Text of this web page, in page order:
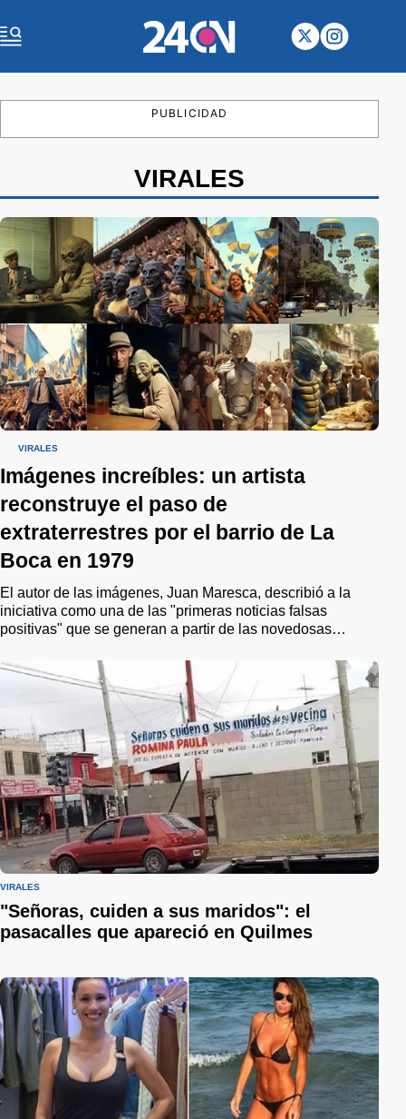
PUBLICIDAD
VIRALES
VIRALES
Imágenes increíbles: un artista
reconstruye el paso de
extraterrestres por el barrio de La
Boca en 1979
El autor de las imágenes, Juan Maresca, describió a la
iniciativa como una de las "primeras noticias falsas
positivas" que se generan a partir de las novedosas
proyecto no solo busca reconstruir una historia olvidada o
ignorada, sino que aspira a unir a la comunidad en la
remembranza de un pasado compartido", puntualizó.
VIRALES
"Señoras, cuiden a sus maridos": el
pasacalles que apareció en Quilmes